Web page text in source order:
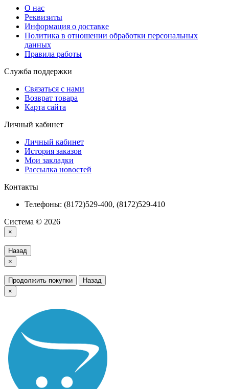
О нас
Реквизиты
Информация о доставке
Политика в отношении обработки персональных
данных
Правила работы
Служба поддержки
Связаться с нами
Возврат товара
Карта сайта
Личный кабинет
Личный кабинет
История заказов
Мои закладки
Рассылка новостей
Контакты
Телефоны: (8172)529-400, (8172)529-410
Система © 2026
×
Назад
×
Продолжить покупки
Назад
×